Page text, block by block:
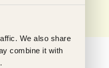
We also share
combine it with